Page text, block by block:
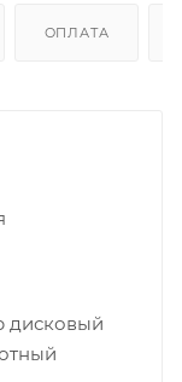
ОПЛАТА
дисковый